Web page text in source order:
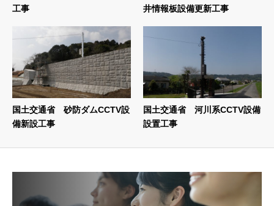
工事
井情報板設備更新工事
国土交通省 砂防ダムCCTV設
備新設工事
国土交通省 河川系CCTV設備
設置工事